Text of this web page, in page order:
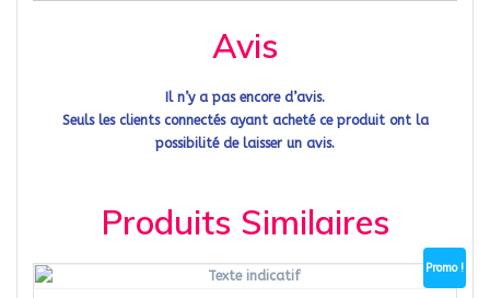
Avis
Il n’y a pas encore d’avis.
Seuls les clients connectés ayant acheté ce produit ont la
possibilité de laisser un avis.
Produits Similaires
Promo !